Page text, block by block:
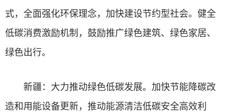
式，全面强化环保理念，加快建设节约型社会。健全
低碳消费激励机制，鼓励推广绿色建筑、绿色家居、
绿色出行。
新疆：大力推动绿色低碳发展。加快节能降碳改
造和用能设备更新，推动能源清洁低碳安全高效利